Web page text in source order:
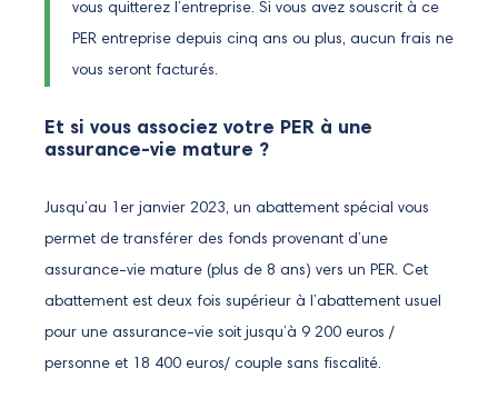
vous quitterez l’entreprise. Si vous avez souscrit à ce
PER entreprise depuis cinq ans ou plus, aucun frais ne
vous seront facturés.
Et si vous associez votre PER à une
assurance-vie mature ?
Jusqu’au 1er janvier 2023, un abattement spécial vous
permet de transférer des fonds provenant d’une
assurance-vie mature (plus de 8 ans) vers un PER. Cet
abattement est deux fois supérieur à l’abattement usuel
pour une assurance-vie soit jusqu’à 9 200 euros /
personne et 18 400 euros/ couple sans fiscalité.